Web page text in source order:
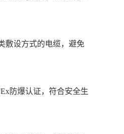
敷设方式的电缆，避免
防爆认证，符合安全生